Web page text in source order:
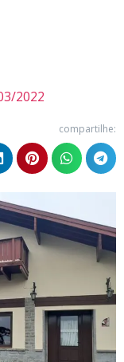
2022
compartilhe: